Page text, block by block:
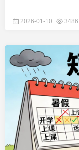
2026-01-10 3486